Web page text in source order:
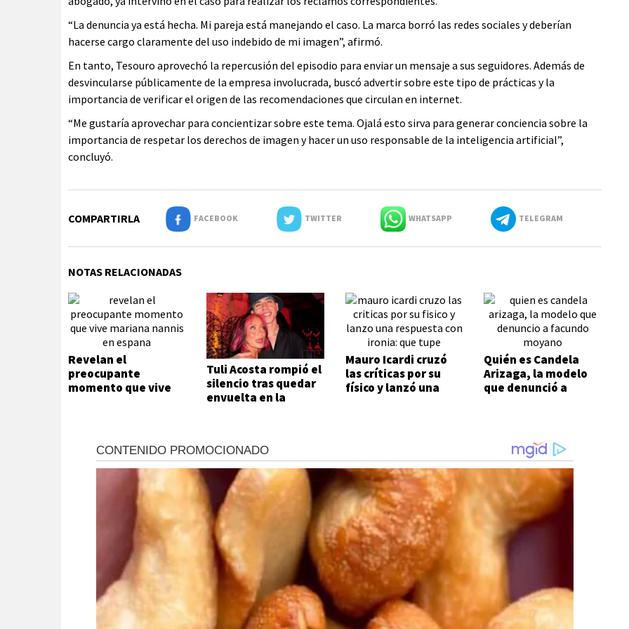
“La denuncia ya está hecha. Mi pareja está manejando el caso. La marca borró las redes sociales y deberían
hacerse cargo claramente del uso indebido de mi imagen”, afirmó.
En tanto, Tesouro aprovechó la repercusión del episodio para enviar un mensaje a sus seguidores. Además de
desvincularse públicamente de la empresa involucrada, buscó advertir sobre este tipo de prácticas y la
importancia de verificar el origen de las recomendaciones que circulan en internet.
“Me gustaría aprovechar para concientizar sobre este tema. Ojalá esto sirva para generar conciencia sobre la
importancia de respetar los derechos de imagen y hacer un uso responsable de la inteligencia artificial”,
concluyó.
COMPARTIRLA FACEBOOK TWITTER WHATSAPP TELEGRAM
NOTAS RELACIONADAS
Revelan el
preocupante
momento que vive
Tuli Acosta rompió el
silencio tras quedar
envuelta en la
Mauro Icardi cruzó
las críticas por su
físico y lanzó una
Quién es Candela
Arizaga, la modelo
que denunció a